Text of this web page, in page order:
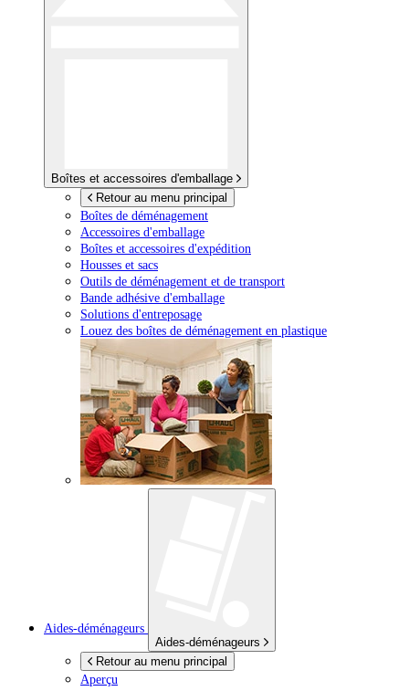
Boîtes et accessoires d'emballage
Retour au menu principal
Boîtes de déménagement
Accessoires d'emballage
Boîtes et accessoires d'expédition
Housses et sacs
Outils de déménagement et de transport
Bande adhésive d'emballage
Solutions d'entreposage
Louez des boîtes de déménagement en plastique
Aides-déménageurs
Aides-déménageurs
Retour au menu principal
Aperçu